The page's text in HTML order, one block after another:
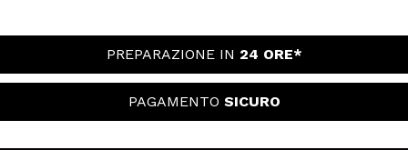
PREPARAZIONE IN 24 ORE*
PAGAMENTO SICURO